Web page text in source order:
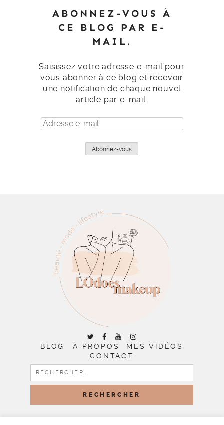
ABONNEZ-VOUS À
CE BLOG PAR E-
MAIL.
Saisissez votre adresse e-mail pour
vous abonner à ce blog et recevoir
une notification de chaque nouvel
article par e-mail.
Adresse
e-
Abonnez-vous
BLOG À PROPOS
MES VIDÉOS
CONTACT
RECHERCHER :